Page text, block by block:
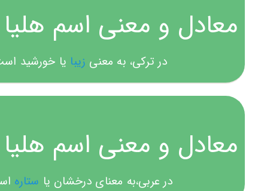
معادل و معنی اسم
در ترکی، به معنی زیبا یا خورشید
معادل و معنی اسم
در عربی،به معنای درخشان یا ستاره